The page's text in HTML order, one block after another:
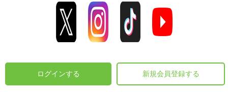
ログインする 新規会員登録する